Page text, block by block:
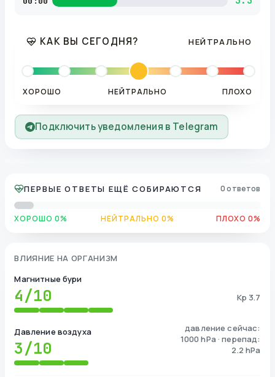
КАК ВЫ СЕГОДНЯ? НЕЙТРАЛЬНО
ХОРОШО НЕЙТРАЛЬНО ПЛОХО
Подключить уведомления в Telegram
ПЕРВЫЕ ОТВЕТЫ ЕЩЁ СОБИРАЮТСЯ 0 ответов
ХОРОШО 0% НЕЙТРАЛЬНО 0% ПЛОХО 0%
ВЛИЯНИЕ НА ОРГАНИЗМ
Магнитные бури
4/10 Kp 3.7
Давление воздуха
3/10
давление сейчас:
1000 hPa · перепад:
2.2 hPa